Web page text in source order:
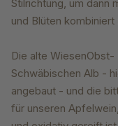
Stilrichtung, um dann
und Blüten
Die alte
Schwäbischen Alb -
angebaut - und die
für unseren